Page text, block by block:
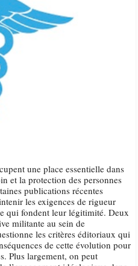
une place essentielle dans
et la protection des personnes
publications récentes
les exigences de rigueur
qui fondent leur légitimité. Deux
militante au sein de
les critères éditoriaux qui
de cette évolution pour
Plus largement, on peut